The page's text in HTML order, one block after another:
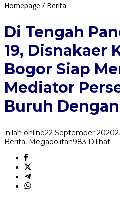
Homepage / Berita
Pandemi
Covid-
19,
Disnakaer
Kabupaten
Bogor
Menjadi
Mediator
Perselisihan
Dengan
Perusahaan
Di Tengah
19, Disnakaer
Bogor Siap
Mediator
Buruh
inilah online22 September 2020
Berita, Megapolitan983 Dilihat